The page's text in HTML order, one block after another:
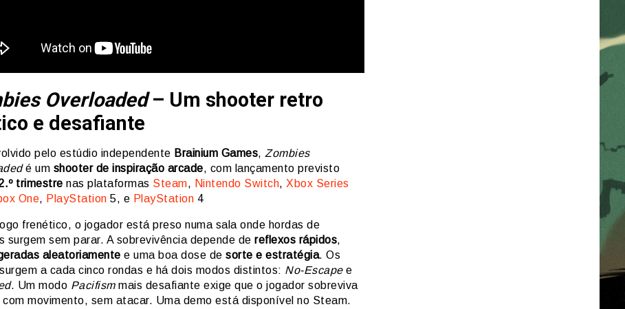
Overloaded– Um shooter retro
e desafiante
pelo estúdio independente Brainium Games, Zombies
é um shooter de inspiração arcade, com lançamento previsto
trimestre nas plataformas Steam, Nintendo Switch, Xbox Series
One, PlayStation 5, e PlayStation 4
frenético, o jogador está preso numa sala onde hordas de
surgem sem parar. A sobrevivência depende de reflexos rápidos,
aleatoriamente e uma boa dose de sorte e estratégia. Os
a cada cinco rondas e há dois modos distintos: No-Escapee
. Um modo Pacifismmais desafiante exige que o jogador sobreviva
com movimento, sem atacar. Uma demo está disponível no Steam.